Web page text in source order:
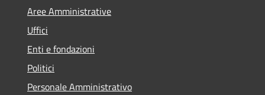
Aree Amministrative
Uffici
Enti e fondazioni
Politici
Personale Amministrativo